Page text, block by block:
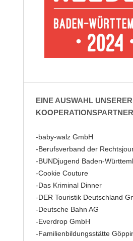
EINE AUSWAHL UNSERER
KOOPERATIONSPARTNER
-baby-walz GmbH
-Berufsverband der
-BUNDjugend Baden-
-Cookie Couture
-Das Kriminal Dinner
-DER Touristik Deutschland
-Deutsche Bahn AG
-Everdrop GmbH
-Familienbildungsstätte